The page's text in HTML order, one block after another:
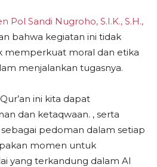
Pol Sandi Nugroho, S.I.K., S.H.,
bahwa kegiatan ini tidak
memperkuat moral dan etika
menjalankan tugasnya.
ini kita dapat
dan ketaqwaan. , serta
sebagai pedoman dalam setiap
momen untuk
yang terkandung dalam Al